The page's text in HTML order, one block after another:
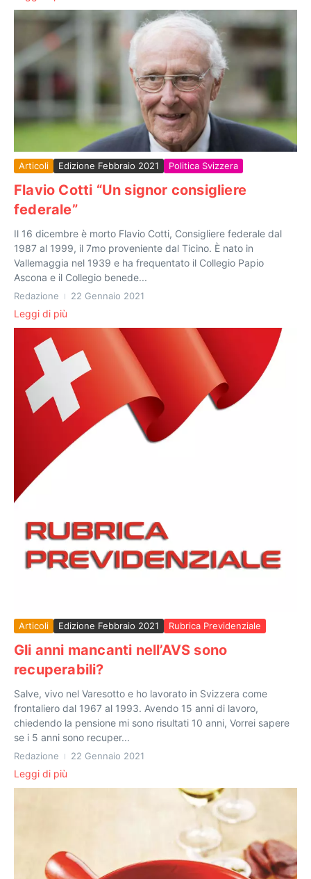
Articoli Edizione Febbraio 2021 Politica Svizzera
Flavio Cotti “Un signor consigliere
federale”
Il 16 dicembre è morto Flavio Cotti, Consigliere federale dal
1987 al 1999, il 7mo proveniente dal Ticino. È nato in
Vallemaggia nel 1939 e ha frequentato il Collegio Papio
Ascona e il Collegio benede...
Redazione 22 Gennaio 2021
Leggi di più
Articoli Edizione Febbraio 2021 Rubrica Previdenziale
Gli anni mancanti nell’AVS sono
recuperabili?
Salve, vivo nel Varesotto e ho lavorato in Svizzera come
frontaliero dal 1967 al 1993. Avendo 15 anni di lavoro,
chiedendo la pensione mi sono risultati 10 anni, Vorrei sapere
se i 5 anni sono recuper...
Redazione 22 Gennaio 2021
Leggi di più